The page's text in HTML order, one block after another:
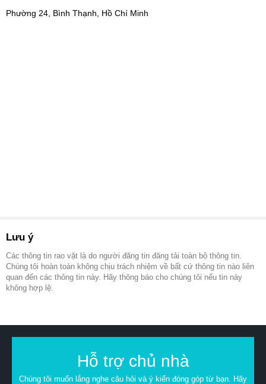
Phường 24, Bình Thạnh, Hồ Chí Minh
Lưu ý
Các thông tin rao vặt là do người đăng tin đăng tải toàn bộ thông tin.
Chúng tôi hoàn toàn không chịu trách nhiệm về bất cứ thông tin nào liên
quan đến các thông tin này. Hãy thông báo cho chúng tôi nếu tin này
không hợp lệ.
Hỗ trợ chủ nhà
Chúng tôi muốn lắng nghe câu hỏi và ý kiến đóng góp từ bạn. Hãy